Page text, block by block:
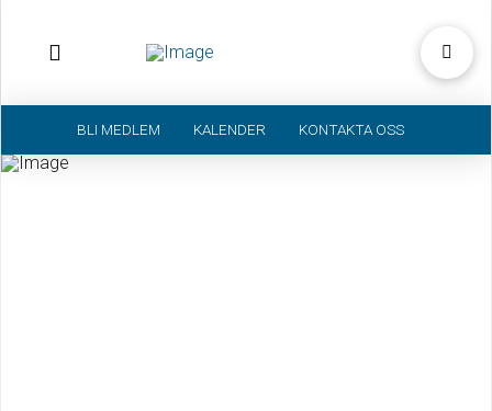
BLI MEDLEM KALENDER KONTAKTA OSS